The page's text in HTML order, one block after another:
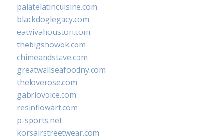
palatelatincuisine.com
blackdoglegacy.com
eatvivahouston.com
thebigshowok.com
chimeandstave.com
greatwallseafoodny.com
theloverose.com
gabriovoice.com
resinflowart.com
p-sports.net
korsairstreetwear.com